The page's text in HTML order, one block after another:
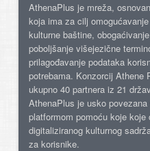
AthenaPlus je mreža,
koja ima za cilj
kulturne baštine,
poboljšanje višejezične
prilagođavanje podataka
potrebama. Konzorcij Athene
ukupno 40 partnera iz 21
AthenaPlus je usko povezana
platformom pomoću koje
digitaliziranog kulturnog
za korisnike.